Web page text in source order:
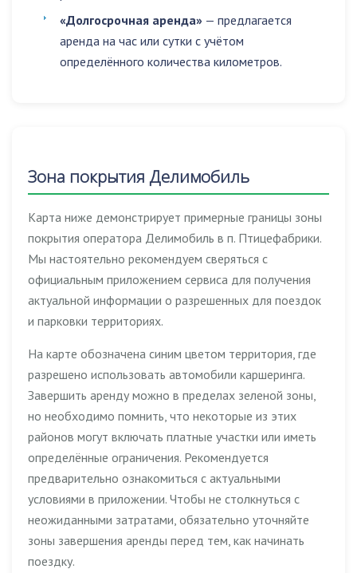
«Долгосрочная аренда» — предлагается
аренда на час или сутки с учётом
определённого количества километров.
Зона покрытия Делимобиль
Карта ниже демонстрирует примерные границы зоны
покрытия оператора Делимобиль в п. Птицефабрики.
Мы настоятельно рекомендуем сверяться с
официальным приложением сервиса для получения
актуальной информации о разрешенных для поездок
и парковки территориях.
На карте обозначена синим цветом территория, где
разрешено использовать автомобили каршеринга.
Завершить аренду можно в пределах зеленой зоны,
но необходимо помнить, что некоторые из этих
районов могут включать платные участки или иметь
определённые ограничения. Рекомендуется
предварительно ознакомиться с актуальными
условиями в приложении. Чтобы не столкнуться с
неожиданными затратами, обязательно уточняйте
зоны завершения аренды перед тем, как начинать
поездку.